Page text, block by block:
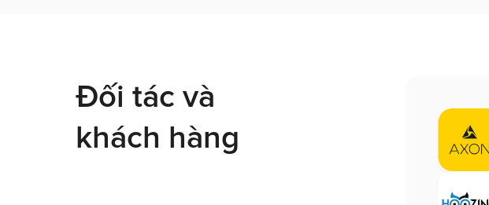
Đối tác và
khách hàng